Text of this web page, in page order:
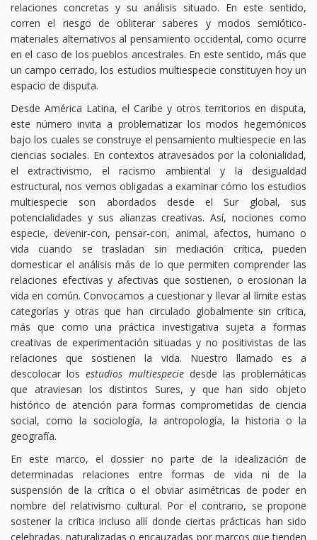
relaciones concretas y su análisis situado. En este sentido,
corren el riesgo de obliterar saberes y modos semiótico-
materiales alternativos al pensamiento occidental, como ocurre
en el caso de los pueblos ancestrales. En este sentido, más que
un campo cerrado, los estudios multiespecie constituyen hoy un
espacio de disputa.
Desde América Latina, el Caribe y otros territorios en disputa,
este número invita a problematizar los modos hegemónicos
bajo los cuales se construye el pensamiento multiespecie en las
ciencias sociales. En contextos atravesados por la colonialidad,
el extractivismo, el racismo ambiental y la desigualdad
estructural, nos vemos obligadas a examinar cómo los estudios
multiespecie son abordados desde el Sur global, sus
potencialidades y sus alianzas creativas. Así, nociones como
especie, devenir-con, pensar-con, animal, afectos, humano o
vida cuando se trasladan sin mediación crítica, pueden
domesticar el análisis más de lo que permiten comprender las
relaciones efectivas y afectivas que sostienen, o erosionan la
vida en común. Convocamos a cuestionar y llevar al límite estas
categorías y otras que han circulado globalmente sin crítica,
más que como una práctica investigativa sujeta a formas
creativas de experimentación situadas y no positivistas de las
relaciones que sostienen la vida. Nuestro llamado es a
descolocar losestudios multiespeciedesde las problemáticas
que atraviesan los distintos Sures, y que han sido objeto
histórico de atención para formas comprometidas de ciencia
social, como la sociología, la antropología, la historia o la
geografía.
En este marco, el dossier no parte de la idealización de
determinadas relaciones entre formas de vida ni de la
suspensión de la crítica o el obviar asimétricas de poder en
nombre del relativismo cultural. Por el contrario, se propone
sostener la crítica incluso allí donde ciertas prácticas han sido
celebradas, naturalizadas o encauzadas por marcos que tienden